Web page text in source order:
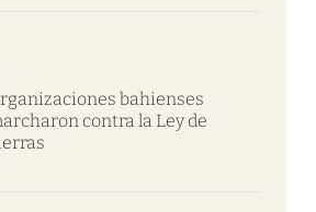
bahienses
contra la Ley de